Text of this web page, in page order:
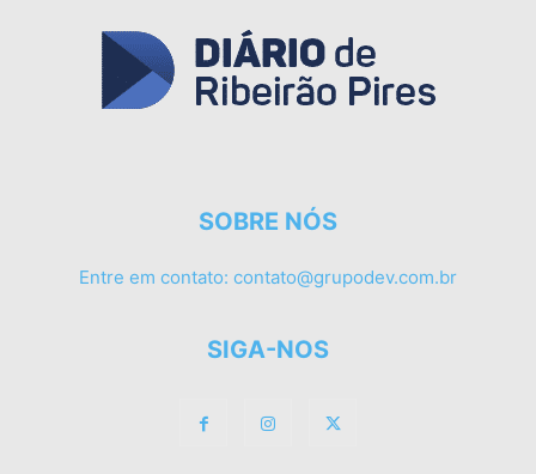
SOBRE NÓS
Entre em contato: contato@grupodev.com.br
SIGA-NOS